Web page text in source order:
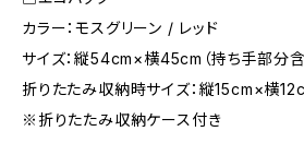
カラー：モスグリーン / レッド
サイズ：縦54cm×横45cm（持ち手部分含
折りたたみ収納時サイズ：縦15cm×横
※折りたたみ収納ケース付き